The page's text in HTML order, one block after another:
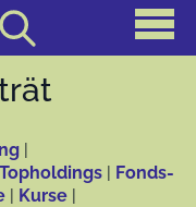
|
| Fonds-
| Kurse |